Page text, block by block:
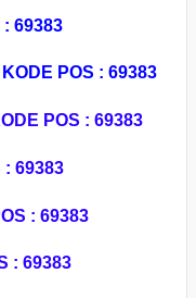
69383
POS : 69383
POS : 69383
: 69383
: 69383
: 69383